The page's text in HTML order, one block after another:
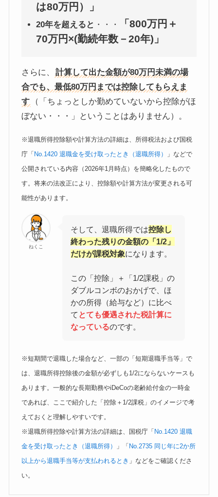
は80万円）」
20年を超えると ・・・
「800万円＋
70万円×(勤続年数－20年)」
さらに、
計算して出た金額が80万円未満の場
合でも、最低80万円までは控除してもらえま
す
（「ちょっとしか勤めていないから控除がほ
ぼない・・・」ということはありません）。
※退職所得控除額や計算方法の詳細は、所得税法および国税
庁「 No.1420 退職金を受け取ったとき（退職所得）
」などで
公開されている内容（2026年1月時点）を簡略化したもので
す。将来の法改正により、控除額や計算方法が変更される可
能性があります。
ねくこ
そして、退職所得では控除し
終わった残りの金額の「1/2」
だけが課税対象になります。
この「控除」＋「1/2課税」の
ダブルコンボのおかげで、ほ
かの所得（給与など）に比べ
て とても優遇された税計算に
なっているのです。
※短期間で退職した場合など、一部の「短期退職手当等」で
は、退職所得控除後の金額が必ずしも1/2にならないケースも
あります。一般的な長期勤務やiDeCoの老齢給付金の一時金
であれば、ここで紹介した「控除＋1/2課税」のイメージで考
えておくと理解しやすいです。
※退職所得控除や計算方法の詳細は、国税庁「 No.1420 退職
金を受け取ったとき（退職所得）
」「 No.2735 同じ年に2か所
以上から退職手当等が支払われるとき 」などをご確認くださ
い。